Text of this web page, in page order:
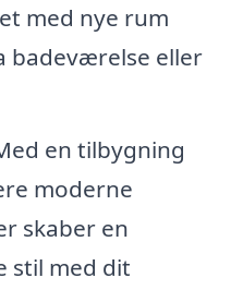
med nye rum
badeværelse eller
en tilbygning
moderne
skaber en
stil med dit